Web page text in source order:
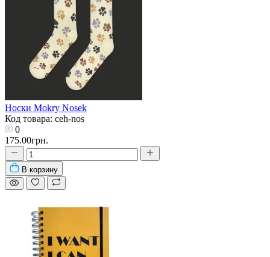
Носки Mokry Nosek
Код товара: ceh-nos
0
175.00грн.
В корзину